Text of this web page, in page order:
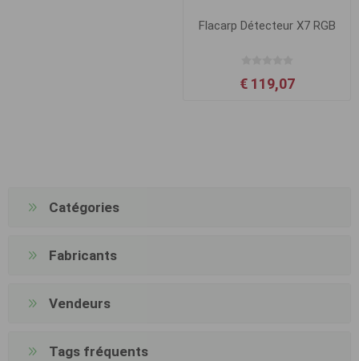
Flacarp Détecteur X7 RGB
€ 119,07
Catégories
Fabricants
Vendeurs
Tags fréquents